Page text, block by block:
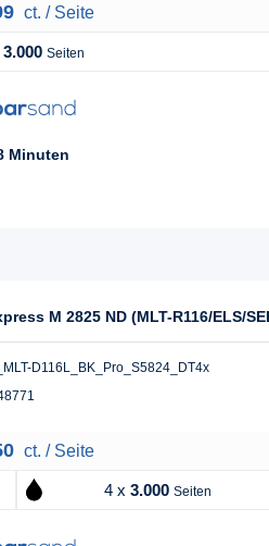
ct. / Seite
3.000 Seiten
Minuten
M 2825 ND (MLT-R116/ELS/
D116L_BK_Pro_S5824_DT4x
ct. / Seite
4 x 3.000 Seiten